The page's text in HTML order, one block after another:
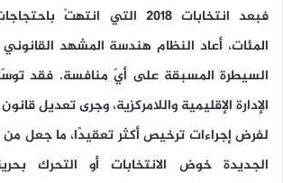
فبعد انتخابات 2018 التي
المئات، أعاد النظام هندسة المشهد
السيطرة المسبقة على أيّ منافسة. فقد
الإدارة الإقليمية واللامركزية، وجرى تعديل
لفرض إجراءات ترخيص أكثر تعقيدًا، ما جعل
الجديدة خوض الانتخابات أو التحرك